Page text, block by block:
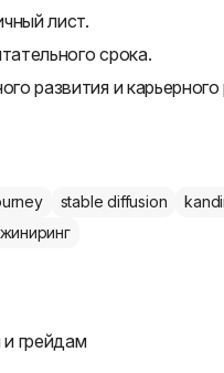
лист.
срока.
развития и карьерного
stable diffusion
грейдам